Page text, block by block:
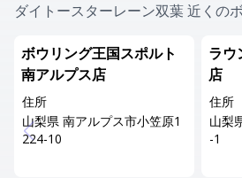
ダイトースターレーン双葉 近くの
ボウリング王国スポルト
南アルプス店
住所
山梨県 南アルプス市小笠原1
224-10
ラウ
店
住所
山梨
-1